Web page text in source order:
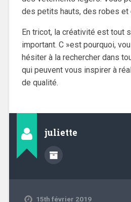
des petits hauts, des robes et
En tricot, la créativité est tout
important. C »est pourquoi,
hésiter à la rechercher dans
qui peuvent vous inspirer à
de qualité.
juliette
15th février 2019